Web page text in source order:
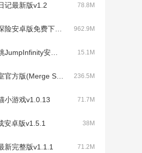
记最新版v1.2 78.8M
962.9M
15.1M
236.5M
小游戏v1.0.13 71.7M
安卓版v1.5.1 38M
新完整版v1.1.1 71.2M